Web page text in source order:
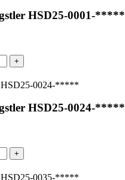
HSD25-0001-*****
+
HSD25-0024-*****
+